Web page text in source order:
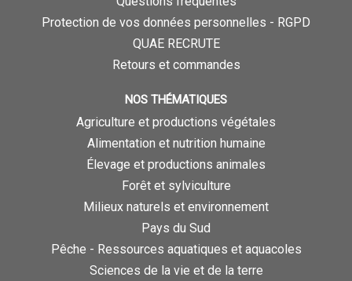
Protection de vos données personnelles - RGPD
QUAE RECRUTE
Retours et commandes
NOS THÉMATIQUES
Agriculture et productions végétales
Alimentation et nutrition humaine
Élevage et productions animales
Forêt et sylviculture
Milieux naturels et environnement
Pays du Sud
Pêche - Ressources aquatiques et aquacoles
Sciences de la vie et de la terre